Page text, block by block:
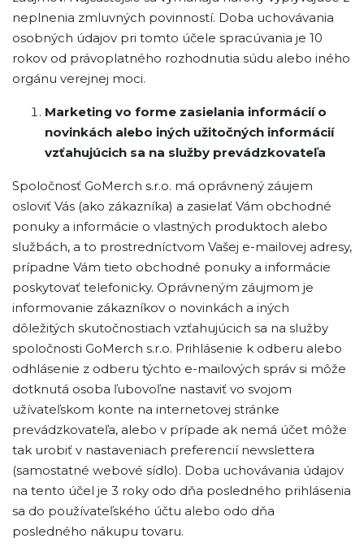
neplnenia zmluvných povinností. Doba uchovávania
osobných údajov pri tomto účele spracúvania je 10
rokov od právoplatného rozhodnutia súdu alebo iného
orgánu verejnej moci.
Marketing vo forme zasielania informácií o
novinkách alebo iných užitočných informácií
vzťahujúcich sa na služby prevádzkovateľa
Spoločnosť GoMerch s.r.o. má oprávnený záujem
osloviť Vás (ako zákazníka) a zasielať Vám obchodné
ponuky a informácie o vlastných produktoch alebo
službách, a to prostredníctvom Vašej e-mailovej adresy,
prípadne Vám tieto obchodné ponuky a informácie
poskytovať telefonicky. Oprávneným záujmom je
informovanie zákazníkov o novinkách a iných
dôležitých skutočnostiach vzťahujúcich sa na služby
spoločnosti GoMerch s.r.o. Prihlásenie k odberu alebo
odhlásenie z odberu týchto e-mailových správ si môže
dotknutá osoba ľubovoľne nastaviť vo svojom
užívateľskom konte na internetovej stránke
prevádzkovateľa, alebo v prípade ak nemá účet môže
tak urobiť v nastaveniach preferencií newslettera
(samostatné webové sídlo). Doba uchovávania údajov
na tento účel je 3 roky odo dňa posledného prihlásenia
sa do používateľského účtu alebo odo dňa
posledného nákupu tovaru.